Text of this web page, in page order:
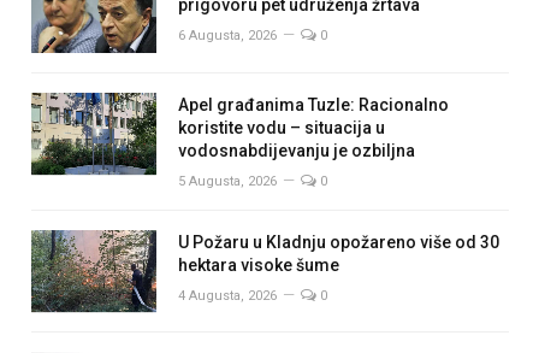
prigovoru pet udruženja žrtava
6 Augusta, 2026 0
Apel građanima Tuzle: Racionalno
koristite vodu – situacija u
vodosnabdijevanju je ozbiljna
5 Augusta, 2026 0
U Požaru u Kladnju opožareno više od 30
hektara visoke šume
4 Augusta, 2026 0